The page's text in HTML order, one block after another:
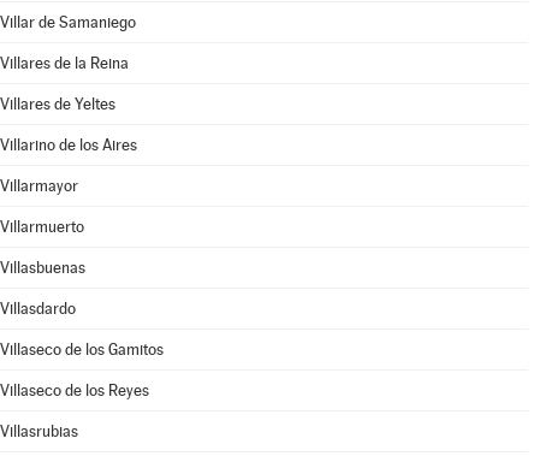
Villar de Samaniego
Villares de la Reina
Villares de Yeltes
Villarino de los Aires
Villarmayor
Villarmuerto
Villasbuenas
Villasdardo
Villaseco de los Gamitos
Villaseco de los Reyes
Villasrubias